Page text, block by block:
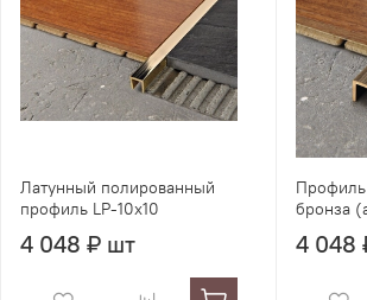
Латунный полированный
профиль LP-10x10
4 048 ₽ шт
Профиль
бронза
4 048